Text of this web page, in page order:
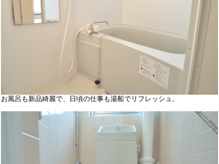
お風呂も新品綺麗で、日頃の仕事も湯船でリフレッシュ。